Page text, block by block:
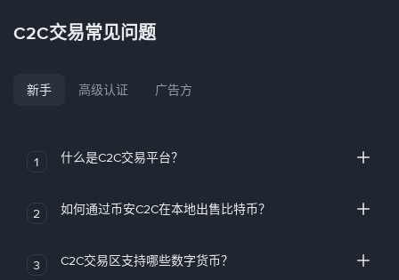
C2C交易常见问题
新手 高级认证 广告方
1 什么是C2C交易平台？
2 如何通过币安C2C在本地出售比特币？
3 C2C交易区支持哪些数字货币？